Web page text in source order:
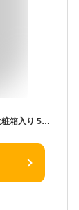
皮ごと食べられる シャインマスカット【 秀品 】1房 化粧箱入り 550-650g前後 JA 農協出荷